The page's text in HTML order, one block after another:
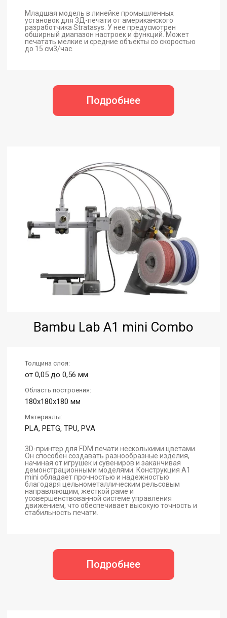
Младшая модель в линейке промышленных
установок для 3Д-печати от американского
разработчика Stratasys. У нее предусмотрен
обширный диапазон настроек и функций. Может
печатать мелкие и средние объекты со скоростью
до 15 см3/час.
Подробнее
Bambu Lab А1 mini Combo
Толщина слоя:
от 0,05 до 0,56 мм
Область построения:
180x180x180 мм
Материалы:
PLA, PETG, TPU, PVA
3D-принтер для FDM печати несколькими цветами.
Он способен создавать разнообразные изделия,
начиная от игрушек и сувениров и заканчивая
демонстрационными моделями. Конструкция A1
mini обладает прочностью и надежностью
благодаря цельнометаллическим рельсовым
направляющим, жесткой раме и
усовершенствованной системе управления
движением, что обеспечивает высокую точность и
стабильность печати.
Подробнее